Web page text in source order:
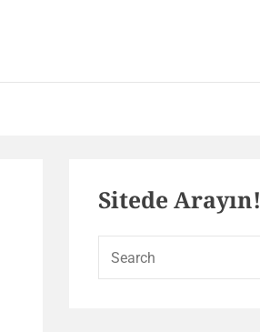
Sidebar
Sitede Arayın!